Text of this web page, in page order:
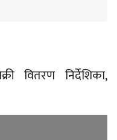
वितरण निर्देशिका,